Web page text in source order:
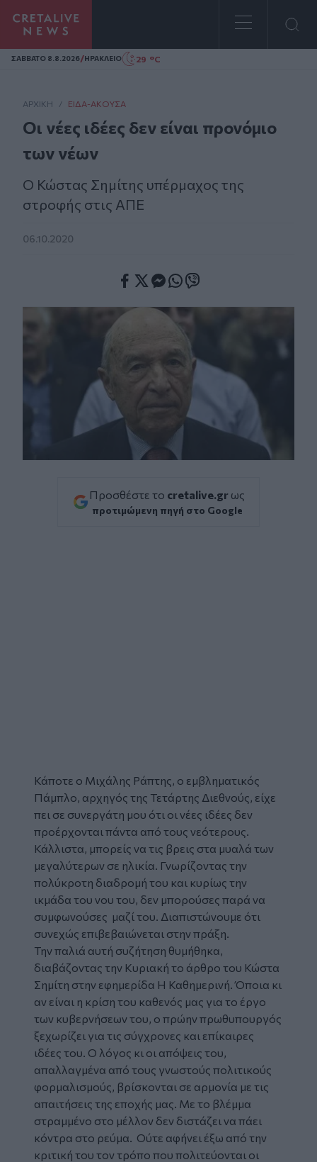
Homepage
ΣAΒΒΑΤΟ 8.8.2026/ΗΡΑΚΛΕΙΟ 29 °C
ΑΡΧΙΚΗ / ΕΊΔΑ-ΆΚΟΥΣΑ
Οι νέες ιδέες δεν είναι προνόμιο
των νέων
Ο Κώστας Σημίτης υπέρμαχος της
στροφής στις ΑΠΕ
06.10.2020
Προσθέστε το cretalive.gr ως
προτιμώμενη πηγή στο Google
Κάποτε ο Μιχάλης Ράπτης, ο εμβληματικός
Πάμπλο, αρχηγός της Τετάρτης Διεθνούς, είχε
πει σε συνεργάτη μου ότι οι νέες ιδέες δεν
προέρχονται πάντα από τους νεότερους.
Κάλλιστα, μπορείς να τις βρεις στα μυαλά των
μεγαλύτερων σε ηλικία. Γνωρίζοντας την
πολύκροτη διαδρομή του και κυρίως την
ικμάδα του νου του, δεν μπορούσες παρά να
συμφωνούσες μαζί του. Διαπιστώνουμε ότι
συνεχώς επιβεβαιώνεται στην πράξη.
Την παλιά αυτή συζήτηση θυμήθηκα,
διαβάζοντας την Κυριακή το άρθρο του Κώστα
Σημίτη στην εφημερίδα Η Καθημερινή. Όποια κι
αν είναι η κρίση του καθενός μας για το έργο
των κυβερνήσεων του, ο πρώην πρωθυπουργός
ξεχωρίζει για τις σύγχρονες και επίκαιρες
ιδέες του. Ο λόγος κι οι απόψεις του,
απαλλαγμένα από τους γνωστούς πολιτικούς
φορμαλισμούς, βρίσκονται σε αρμονία με τις
απαιτήσεις της εποχής μας. Με το βλέμμα
στραμμένο στο μέλλον δεν διστάζει να πάει
κόντρα στο ρεύμα. Ούτε αφήνει έξω από την
κριτική του τον τρόπο που πολιτεύονται οι